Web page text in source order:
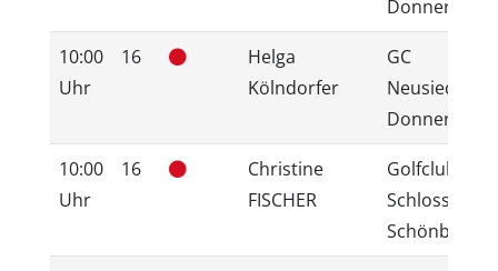
10:00
Uhr
16
Helga
Kölndorfer
GC
10:00
Uhr
16
Christine
FISCHER
Golfclub
Schloss
Schönborn